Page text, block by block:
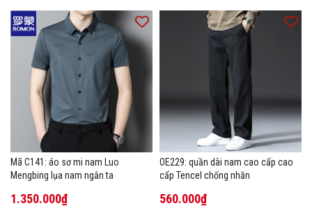
Mã C141: áo sơ mi nam Luo
Mengbing lụa nam ngắn ta
1.350.000₫
OE229: quần dài nam cao cấp cao
cấp Tencel chống nhăn
560.000₫